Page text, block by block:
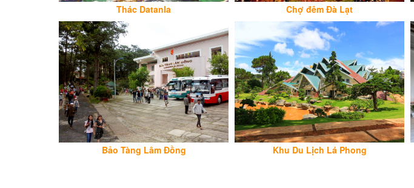
Thác Datanla Chợ đêm Đà Lạt
Bảo Tàng Lâm Đồng Khu Du Lịch Lá Phong